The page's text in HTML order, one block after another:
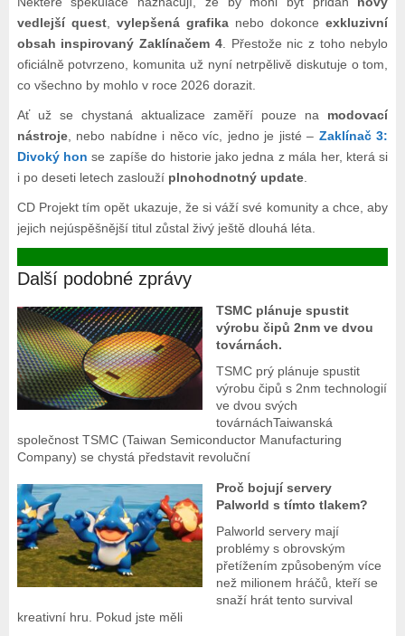
vedlejší quest, vylepšená grafika nebo dokonceexkluzivní
obsah inspirovaný Zaklínačem 4. Přestože nic z toho nebylo
oficiálně potvrzeno, komunita už nyní netrpělivě diskutuje o tom,
co všechno by mohlo v roce 2026 dorazit.
Ať už se chystaná aktualizace zaměří pouze na modovací
nástroje, nebo nabídne i něco víc, jedno je jisté – Zaklínač 3:
Divoký hon se zapíše do historie jako jedna z mála her, která si
i po deseti letech zaslouží plnohodnotný update.
CD Projekt tím opět ukazuje, že si váží své komunity a chce, aby
jejich nejúspěšnější titul zůstal živý ještě dlouhá léta.
Další podobné zprávy
TSMC plánuje spustit
výrobu čipů 2nm ve dvou
továrnách.
TSMC prý plánuje spustit
výrobu čipů s 2nm technologií
ve dvou svých
továrnáchTaiwanská
společnost TSMC (Taiwan Semiconductor Manufacturing
Company) se chystá představit revoluční
Proč bojují servery
Palworld s tímto tlakem?
Palworld servery mají
problémy s obrovským
přetížením způsobeným více
než milionem hráčů, kteří se
snaží hrát tento survival
kreativní hru. Pokud jste měli